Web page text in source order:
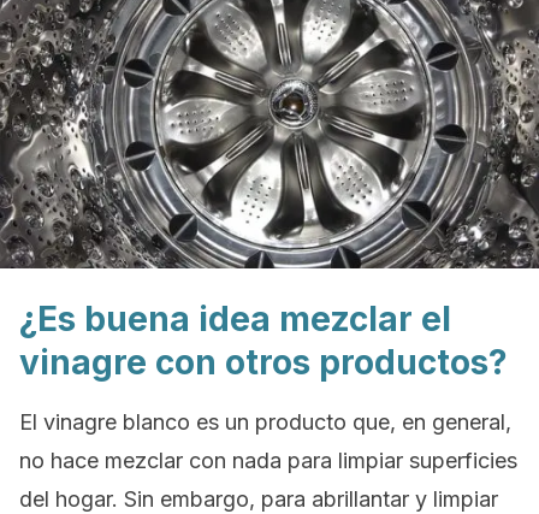
¿Es buena idea mezclar el
vinagre con otros productos?
El vinagre blanco es un producto que, en general,
no hace mezclar con nada para limpiar superficies
del hogar. Sin embargo, para abrillantar y limpiar